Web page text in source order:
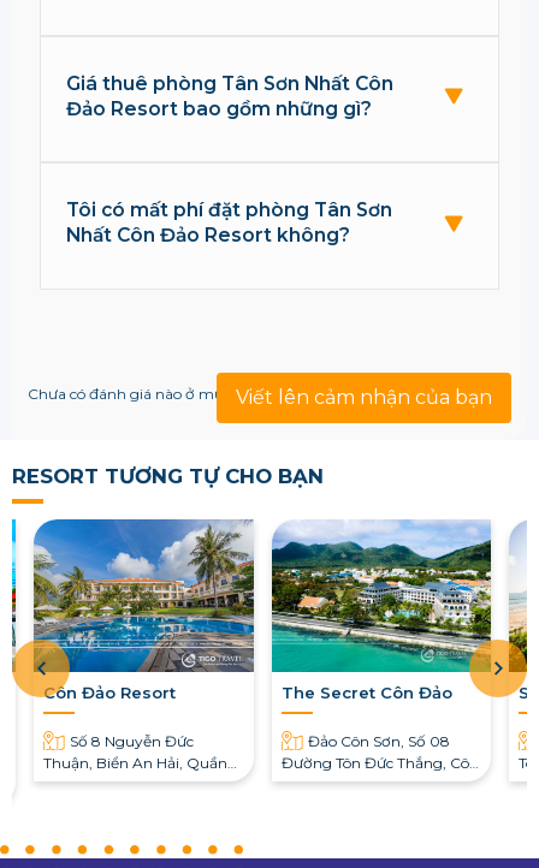
Giá thuê phòng Tân Sơn Nhất Côn
Đảo Resort bao gồm những gì?
Tôi có mất phí đặt phòng Tân Sơn
Nhất Côn Đảo Resort không?
Viết lên cảm nhận của bạn
Chưa có đánh giá nào ở mục này!
RESORT TƯƠNG TỰ CHO BẠN
Côn Đảo Resort
Số 8 Nguyễn Đức
Thuận, Biển An Hải, Quần
Đảo Côn Đảo
The Secret Côn Đảo
Đảo Côn Sơn, Số 08
Đường Tôn Đức Thắng, Côn
Đảo, Bà Rịa - Vũng Tàu